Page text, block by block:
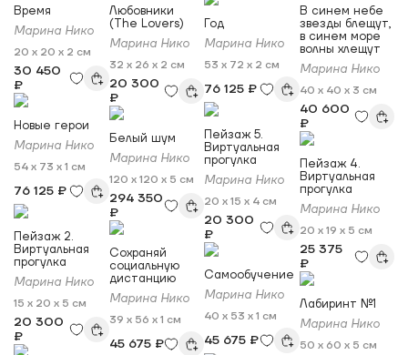
Время
Марина Нико
20 x 20 x 2 см
30 450
₽
Новые герои
Марина Нико
54 x 73 x 1 см
76 125 ₽
Пейзаж 2.
Виртуальная
прогулка
Марина Нико
15 x 20 x 5 см
20 300
₽
Любовники
(The Lovers)
Марина Нико
32 x 26 x 2 см
20 300
₽
Белый шум
Марина Нико
120 x 120 x 5 см
294 350
₽
Сохраняй
социальную
дистанцию
Марина Нико
39 x 56 x 1 см
45 675 ₽
Год
Марина Нико
53 x 72 x 2 см
76 125 ₽
Пейзаж 5.
Виртуальная
прогулка
Марина Нико
20 x 15 x 4 см
20 300
₽
Самообучение
Марина Нико
40 x 53 x 1 см
45 675 ₽
В синем небе
звезды блещут,
в синем море
волны хлещут
Марина Нико
40 x 40 x 3 см
40 600
₽
Пейзаж 4.
Виртуальная
прогулка
Марина Нико
20 x 19 x 5 см
25 375
₽
Лабиринт №1
Марина Нико
50 x 60 x 5 см